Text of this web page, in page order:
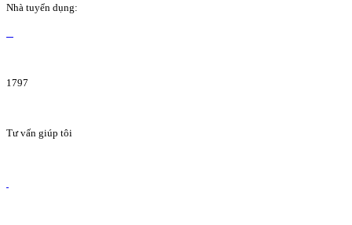
Nhà tuyển dụng:
1797
Tư vấn giúp tôi